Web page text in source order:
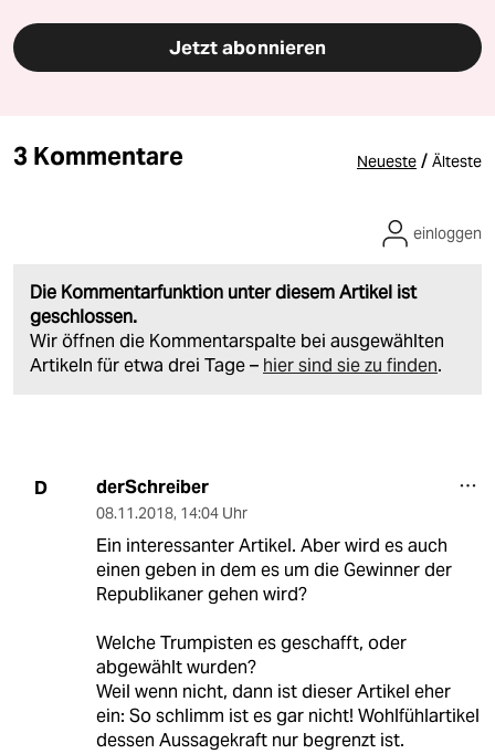
Jetzt abonnieren
3 Kommentare Neueste / Älteste
Die Kommentarfunktion unter diesem Artikel ist
geschlossen.
Wir öffnen die Kommentarspalte bei ausgewählten
Artikeln für etwa drei Tage – hier sind sie zu finden.
einloggen
D derSchreiber
08.11.2018, 14:04 Uhr
Ein interessanter Artikel. Aber wird es auch
einen geben in dem es um die Gewinner der
Republikaner gehen wird?
Welche Trumpisten es geschafft, oder
abgewählt wurden?
Weil wenn nicht, dann ist dieser Artikel eher
ein: So schlimm ist es gar nicht! Wohlfühlartikel
dessen Aussagekraft nur begrenzt ist.